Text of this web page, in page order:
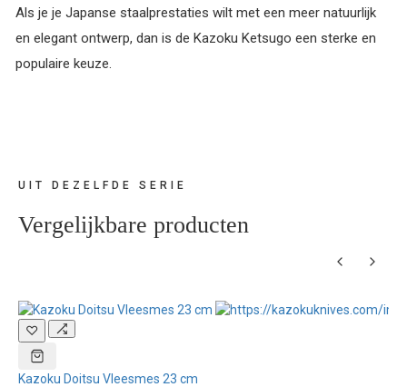
Als je je Japanse staalprestaties wilt met een meer natuurlijk
en elegant ontwerp, dan is de Kazoku Ketsugo een sterke en
populaire keuze.
UIT DEZELFDE SERIE
Vergelijkbare producten
♡
Kazoku Doitsu Vleesmes 23 cm